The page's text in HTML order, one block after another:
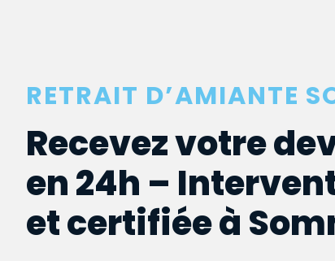
RETRAIT D’AMIANTE
Recevez votre
en 24h –
et certifiée à